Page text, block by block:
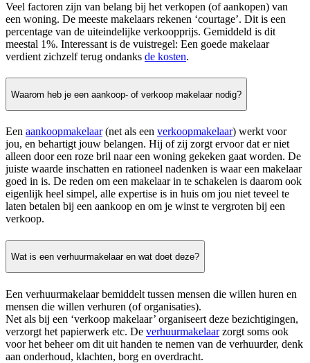
Veel factoren zijn van belang bij het verkopen (of aankopen) van
een woning. De meeste makelaars rekenen ‘courtage’. Dit is een
percentage van de uiteindelijke verkoopprijs. Gemiddeld is dit
meestal 1%. Interessant is de vuistregel: Een goede makelaar
verdient zichzelf terug ondanks de kosten.
Waarom heb je een aankoop- of verkoop makelaar nodig?
Een aankoopmakelaar(net als een verkoopmakelaar) werkt voor
jou, en behartigt jouw belangen. Hij of zij zorgt ervoor dat er niet
alleen door een roze bril naar een woning gekeken gaat worden. De
juiste waarde inschatten en rationeel nadenken is waar een makelaar
goed in is. De reden om een makelaar in te schakelen is daarom ook
eigenlijk heel simpel, alle expertise is in huis om jou niet teveel te
laten betalen bij een aankoop en om je winst te vergroten bij een
verkoop.
Wat is een verhuurmakelaar en wat doet deze?
Een verhuurmakelaar bemiddelt tussen mensen die willen huren en
mensen die willen verhuren (of organisaties).
Net als bij een ‘verkoop makelaar’ organiseert deze bezichtigingen,
verzorgt het papierwerk etc. De verhuurmakelaarzorgt soms ook
voor het beheer om dit uit handen te nemen van de verhuurder, denk
aan onderhoud, klachten, borg en overdracht.